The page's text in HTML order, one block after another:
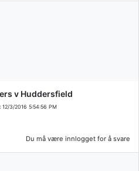
v Huddersfield
12/3/2016 5:54:56 PM
Du må være innlogget for å svare